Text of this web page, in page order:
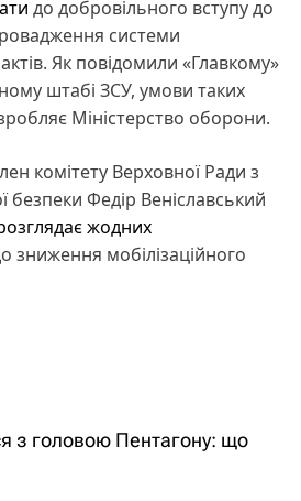
до добровільного вступу до
системи
Як повідомили «Главкому»
штабі ЗСУ, умови таких
Міністерство оборони.
комітету Верховної Ради з
безпеки Федір Веніславський
жодних
зниження мобілізаційного
з головою Пентагону: що